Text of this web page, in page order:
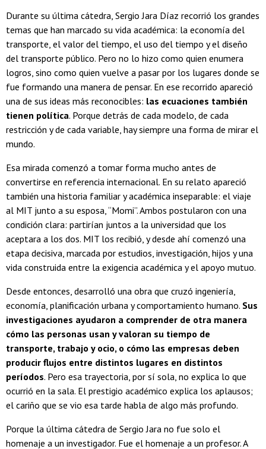
Durante su última cátedra, Sergio Jara Díaz recorrió los grandes
temas que han marcado su vida académica: la economía del
transporte, el valor del tiempo, el uso del tiempo y el diseño
del transporte público. Pero no lo hizo como quien enumera
logros, sino como quien vuelve a pasar por los lugares donde se
fue formando una manera de pensar. En ese recorrido apareció
una de sus ideas más reconocibles: las ecuaciones también
tienen política. Porque detrás de cada modelo, de cada
restricción y de cada variable, hay siempre una forma de mirar el
mundo.
Esa mirada comenzó a tomar forma mucho antes de
convertirse en referencia internacional. En su relato apareció
también una historia familiar y académica inseparable: el viaje
al MIT junto a su esposa, “Momi”. Ambos postularon con una
condición clara: partirían juntos a la universidad que los
aceptara a los dos. MIT los recibió, y desde ahí comenzó una
etapa decisiva, marcada por estudios, investigación, hijos y una
vida construida entre la exigencia académica y el apoyo mutuo.
Desde entonces, desarrolló una obra que cruzó ingeniería,
economía, planificación urbana y comportamiento humano. Sus
investigaciones ayudaron a comprender de otra manera
cómo las personas usan y valoran su tiempo de
transporte, trabajo y ocio, o cómo las empresas deben
producir flujos entre distintos lugares en distintos
períodos. Pero esa trayectoria, por sí sola, no explica lo que
ocurrió en la sala. El prestigio académico explica los aplausos;
el cariño que se vio esa tarde habla de algo más profundo.
Porque la última cátedra de Sergio Jara no fue solo el
homenaje a un investigador. Fue el homenaje a un profesor. A